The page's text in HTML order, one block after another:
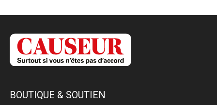
BOUTIQUE & SOUTIEN